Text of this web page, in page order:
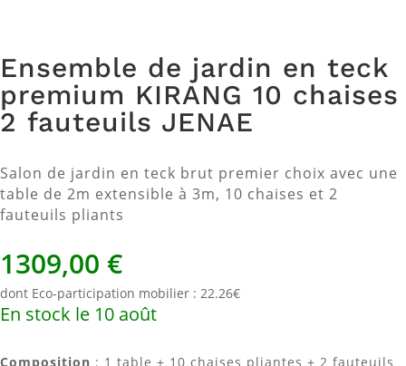
Ensemble de jardin en teck
premium KIRANG 10 chaises
2 fauteuils JENAE
Salon de jardin en teck brut premier choix avec une
table de 2m extensible à 3m, 10 chaises et 2
fauteuils pliants
1309,00 €
dont Eco-participation mobilier : 22.26€
En stock le 10 août
Composition : 1 table + 10 chaises pliantes + 2 fauteuils